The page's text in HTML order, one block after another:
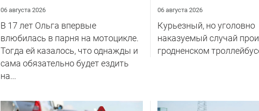
06 августа 2026
В 17 лет Ольга впервые
влюбилась в парня на мотоцикле.
Тогда ей казалось, что однажды и
сама обязательно будет ездить
на...
06 августа 2026
Курьезный, но уголовно
наказуемый случай
гродненском